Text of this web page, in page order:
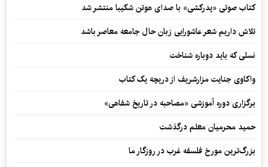
کتاب صوتی «پدرکشی» با صدای هوتن شکیبا منتشر شد
تلاش داریم شعر عاشورایی زبان حال جامعه معاصر باشد
نسلی که باید دوباره شناخت
واکاوی جنایت مزارشریف از دریچه یک کتاب
برگزاری دوره آموزشی «مصاحبه در تاریخ شفاهی»
حمید محرمیان معلم درگذشت
بزرگ‌ترین مورخ فلسفه غرب در روزگار ما